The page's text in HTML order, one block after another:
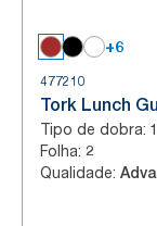
+6
477210
Tork Lunch
Tipo de dobra:
Folha: 2
Qualidade: